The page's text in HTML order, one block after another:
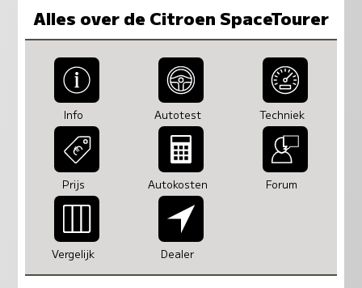
Alles over de Citroen SpaceTourer
Info Autotest Techniek
Prijs Autokosten Forum
Vergelijk Dealer